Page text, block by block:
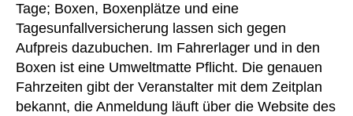
Tage; Boxen, Boxenplätze und eine
Tagesunfallversicherung lassen sich gegen
Aufpreis dazubuchen. Im Fahrerlager und in den
Boxen ist eine Umweltmatte Pflicht. Die genauen
Fahrzeiten gibt der Veranstalter mit dem Zeitplan
bekannt, die Anmeldung läuft über die Website des